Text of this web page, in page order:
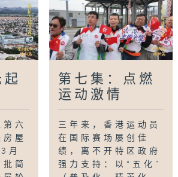
六
屋
月
简
第七集：点燃
运动激情
三年来，香港运动员
在国际赛场屡创佳
绩，离不开特区政府
强力支持：以“五化”